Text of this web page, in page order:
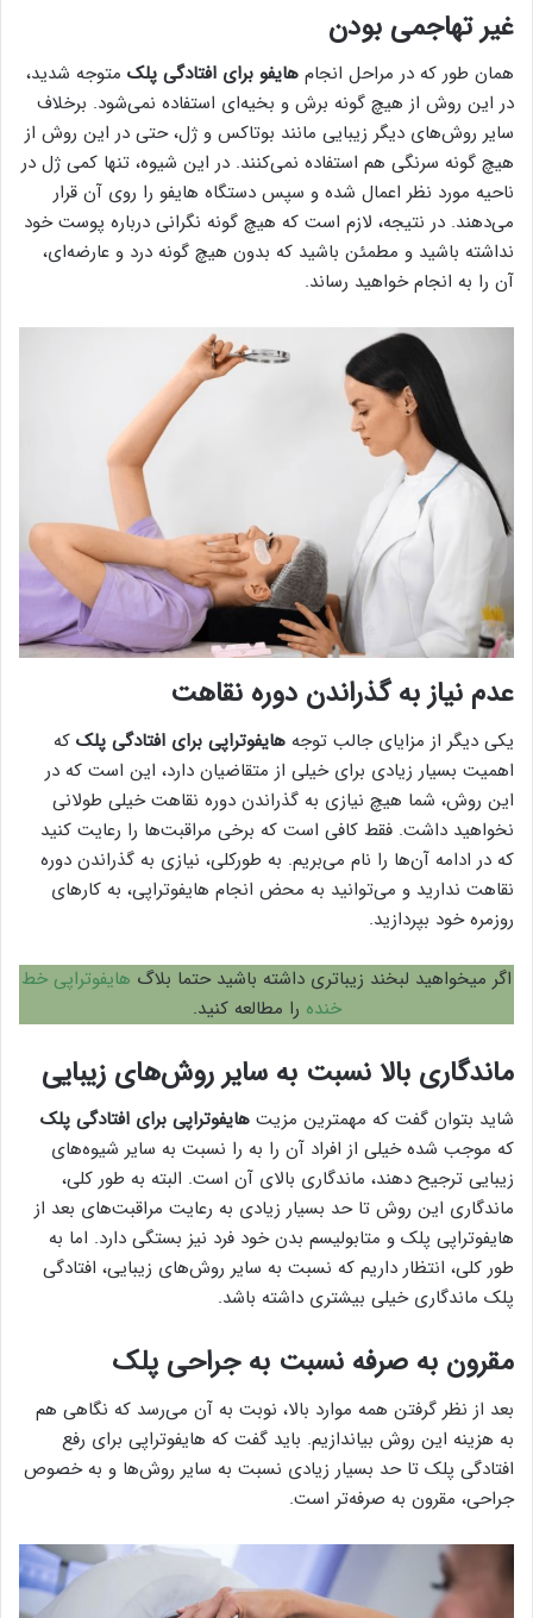
غیر تهاجمی بودن
همان طور که در مراحل انجام هایفو برای افتادگی پلک متوجه شدید،
در این روش از هیچ گونه برش و بخیه‌ای استفاده نمی‌شود. برخلاف
سایر روش‌های دیگر زیبایی مانند بوتاکس و ژل، حتی در این روش از
هیچ گونه سرنگی هم استفاده نمی‌کنند. در این شیوه، تنها کمی ژل در
ناحیه مورد نظر اعمال شده و سپس دستگاه هایفو را روی آن قرار
می‌دهند. در نتیجه، لازم است که هیچ گونه نگرانی درباره پوست خود
نداشته باشید و مطمئن باشید که بدون هیچ گونه درد و عارضه‌ای،
آن را به انجام خواهید رساند.
عدم نیاز به گذراندن دوره نقاهت
یکی دیگر از مزایای جالب توجه هایفوتراپی برای افتادگی پلک که
اهمیت بسیار زیادی برای خیلی از متقاضیان دارد، این است که در
این روش، شما هیچ نیازی به گذراندن دوره نقاهت خیلی طولانی
نخواهید داشت. فقط کافی است که برخی مراقبت‌ها را رعایت کنید
که در ادامه آن‌ها را نام می‌بریم. به طورکلی، نیازی به گذراندن دوره
نقاهت ندارید و می‌توانید به محض انجام هایفوتراپی، به کار‌های
روزمره خود بپردازید.
اگر میخواهید لبخند زیباتری داشته باشید حتما بلاگ هایفوتراپی خط
خنده را مطالعه کنید.
ماندگاری بالا نسبت به سایر روش‌های زیبایی
شاید بتوان گفت که مهمترین مزیت هایفوتراپی برای افتادگی پلک
که موجب شده خیلی از افراد آن را به را نسبت به سایر شیوه‌های
زیبایی ترجیح دهند، ماندگاری بالای آن است. البته به طور کلی،
ماندگاری این روش تا حد بسیار زیادی به رعایت مراقبت‌های بعد از
هایفوتراپی پلک و متابولیسم بدن خود فرد نیز بستگی دارد. اما به
طور کلی، انتظار داریم که نسبت به سایر روش‌های زیبایی، افتادگی
پلک ماندگاری خیلی بیشتری داشته باشد.
مقرون به صرفه نسبت به جراحی پلک
بعد از نظر گرفتن همه موارد بالا، نوبت به آن می‌رسد که نگاهی هم
به هزینه این روش بیاندازیم. باید گفت که هایفوتراپی برای رفع
افتادگی پلک تا حد بسیار زیادی نسبت به سایر روش‌ها و به خصوص
جراحی، مقرون به صرفه‌تر است.